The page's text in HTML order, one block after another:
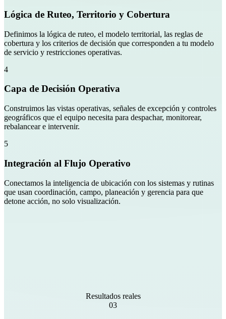
Lógica de Ruteo, Territorio y Cobertura
Definimos la lógica de ruteo, el modelo territorial, las reglas de
cobertura y los criterios de decisión que corresponden a tu modelo
de servicio y restricciones operativas.
4
Capa de Decisión Operativa
Construimos las vistas operativas, señales de excepción y controles
geográficos que el equipo necesita para despachar, monitorear,
rebalancear e intervenir.
5
Integración al Flujo Operativo
Conectamos la inteligencia de ubicación con los sistemas y rutinas
que usan coordinación, campo, planeación y gerencia para que
detone acción, no solo visualización.
Resultados reales
03